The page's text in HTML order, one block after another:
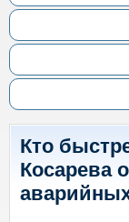
Кто
Косарева